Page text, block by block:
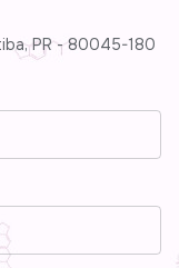
PR - 80045-180